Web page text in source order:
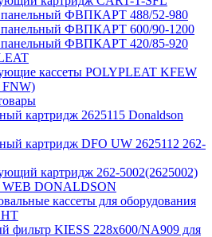
ФВПКАРТ 488/52-980
ФВПКАРТ 600/90-1200
ФВПКАРТ 420/85-920
кассеты POLYPLEAT KFEW
FNW)
картридж 2625115 Donaldson
картридж DFO UW 2625112 262-
картридж 262-5002(2625002)
DONALDSON
кассеты для оборудования
фильтр KIESS 228х600/NA909 для